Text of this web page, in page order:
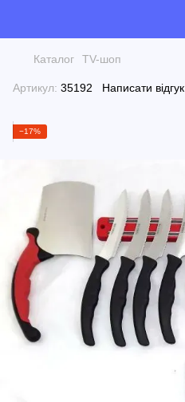
Каталог TV-шоп
Артикул: 35192 Написати відгук
−17%